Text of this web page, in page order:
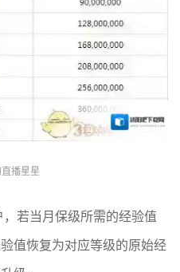
播星星
若当月保级所需的经验值
值恢复为对应等级的原始经